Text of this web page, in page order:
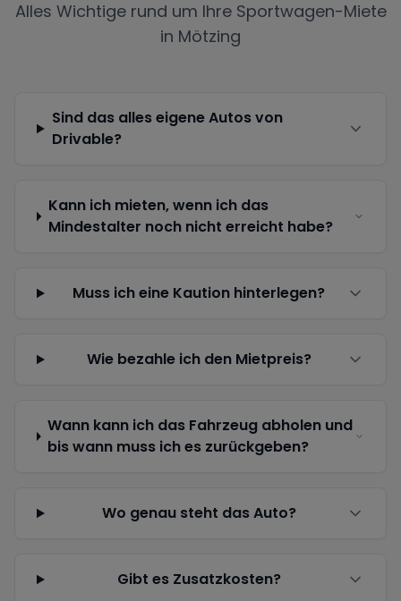
Alles Wichtige rund um Ihre Sportwagen-Miete
in Mötzing
Sind das alles eigene Autos von
Drivable?
Kann ich mieten, wenn ich das
Mindestalter noch nicht erreicht habe?
Muss ich eine Kaution hinterlegen?
Wie bezahle ich den Mietpreis?
Wann kann ich das Fahrzeug abholen und
bis wann muss ich es zurückgeben?
Wo genau steht das Auto?
Gibt es Zusatzkosten?